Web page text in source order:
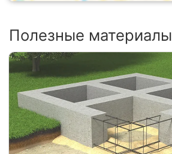
Полезные материалы